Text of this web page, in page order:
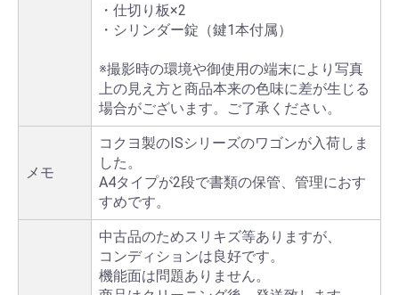
・仕切り板×2
・シリンダー錠（鍵1本付属）
※撮影時の環境や御使用の端末により写真
上の見え方と商品本来の色味に差が生じる
場合がございます。ご了承ください。
メモ
コクヨ製のISシリーズのワゴンが入荷しま
した。
A4タイプが2段で書類の保管、管理におす
すめです。
中古品のためスリキズ等ありますが、
コンディションは良好です。
機能面は問題ありません。